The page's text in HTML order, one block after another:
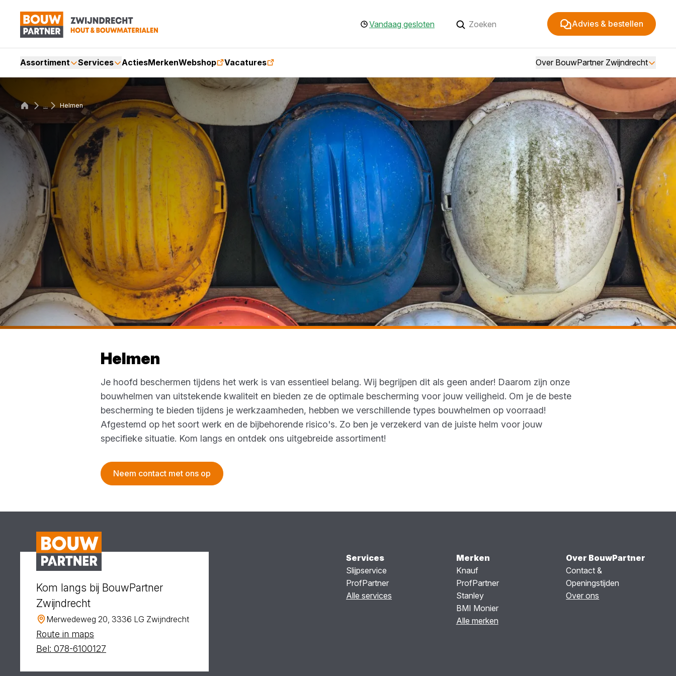
Vandaag gesloten Advies & bestellen
Assortiment Services ActiesMerkenWebshop Vacatures Over BouwPartner Zwijndrecht
... Helmen
Helmen
Je hoofd beschermen tijdens het werk is van essentieel belang. Wij begrijpen dit als geen ander! Daarom zijn onze
bouwhelmen van uitstekende kwaliteit en bieden ze de optimale bescherming voor jouw veiligheid. Om je de beste
bescherming te bieden tijdens je werkzaamheden, hebben we verschillende types bouwhelmen op voorraad!
Afgestemd op het soort werk en de bijbehorende risico's. Zo ben je verzekerd van de juiste helm voor jouw
specifieke situatie. Kom langs en ontdek ons uitgebreide assortiment!
Neem contact met ons op
Kom langs bij BouwPartner
Zwijndrecht
Merwedeweg 20, 3336 LG Zwijndrecht
Route in maps
Bel: 078-6100127
Services
Slijpservice
ProfPartner
Alle services
Merken
Knauf
ProfPartner
Stanley
BMI Monier
Alle merken
Over BouwPartner
Contact &
Openingstijden
Over ons